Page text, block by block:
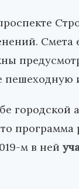
Смета
пешеходную
городской
программа
м в ней